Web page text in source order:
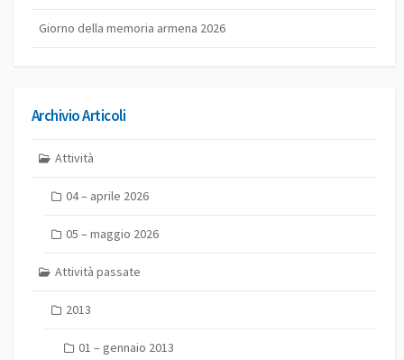
Giorno della memoria armena 2026
Archivio Articoli
Attività
04 – aprile 2026
05 – maggio 2026
Attività passate
2013
01 – gennaio 2013